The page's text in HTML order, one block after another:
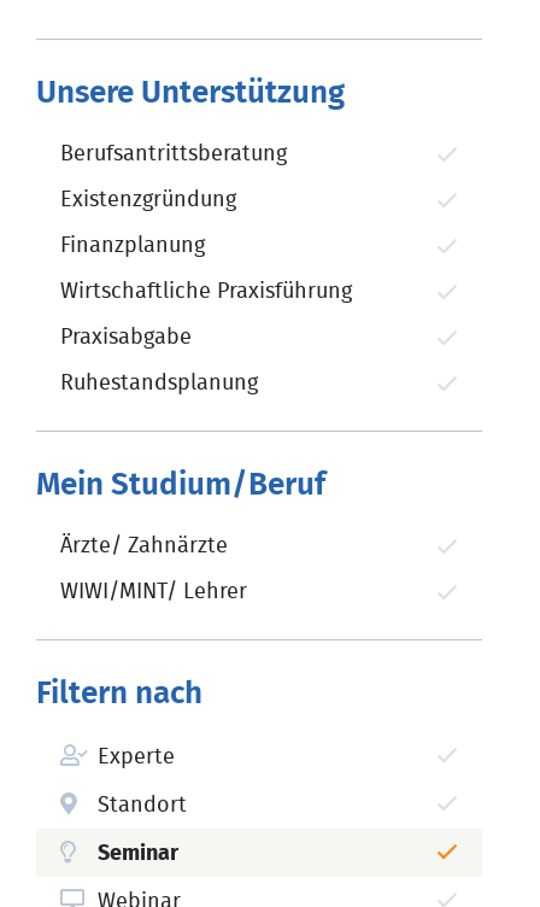
Unsere Unterstützung
Berufsantrittsberatung
Existenzgründung
Finanzplanung
Wirtschaftliche Praxisführung
Praxisabgabe
Ruhestandsplanung
Mein Studium/Beruf
Ärzte/ Zahnärzte
WIWI/MINT/ Lehrer
Filtern nach
Experte
Standort
Seminar
Webinar